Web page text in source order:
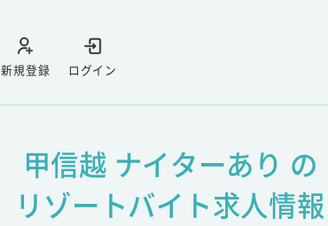
ログイン
新規登録
甲信越 ナイターあり の
リゾートバイト求人情報